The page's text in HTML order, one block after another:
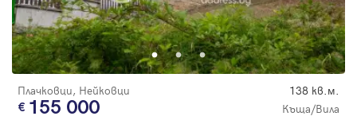
Плачковци, Нейковци 138 кв.м.
155 000 Къща/Вила